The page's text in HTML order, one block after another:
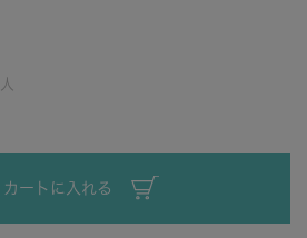
人
カートに入れる